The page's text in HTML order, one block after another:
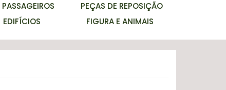
PEÇAS DE REPOSIÇÃO
EDIFÍCIOS FIGURA E ANIMAIS